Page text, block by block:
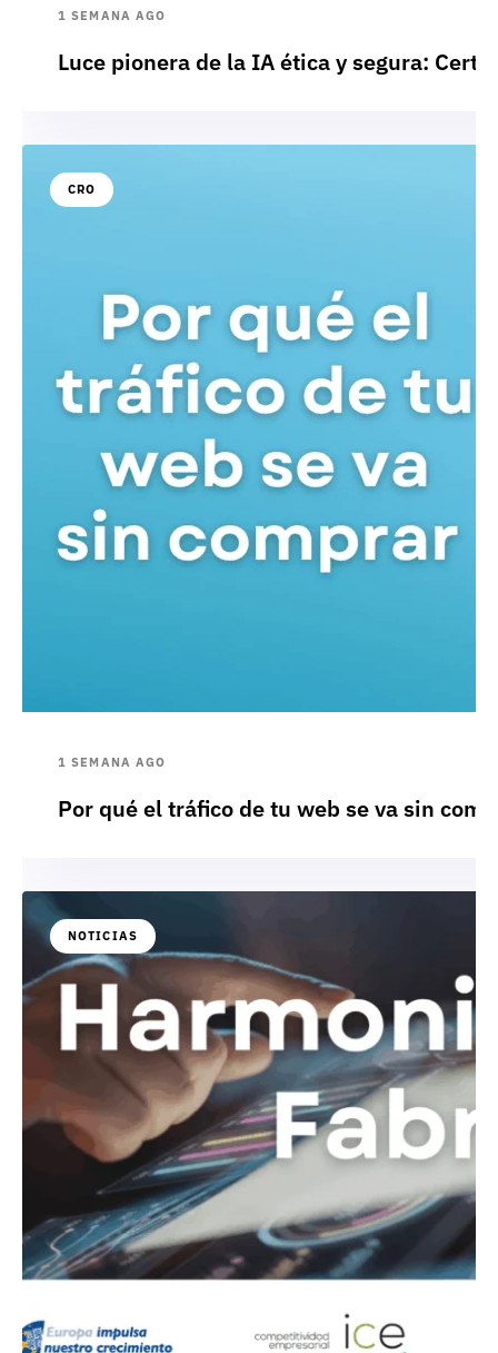
1 SEMANA AGO
Luce pionera de la IA ética y segura:
CRO
1 SEMANA AGO
Por qué el tráfico de tu web se va sin
NOTICIAS